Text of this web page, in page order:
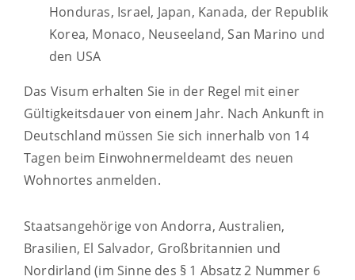
Honduras, Israel, Japan, Kanada, der Republik
Korea, Monaco, Neuseeland, San Marino und
den USA
Das Visum erhalten Sie in der Regel mit einer
Gültigkeitsdauer von einem Jahr. Nach Ankunft in
Deutschland müssen Sie sich innerhalb von 14
Tagen beim Einwohnermeldeamt des neuen
Wohnortes anmelden.
Staatsangehörige von Andorra, Australien,
Brasilien, El Salvador, Großbritannien und
Nordirland (im Sinne des § 1 Absatz 2 Nummer 6